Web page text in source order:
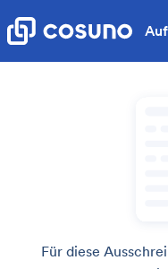
Für diese